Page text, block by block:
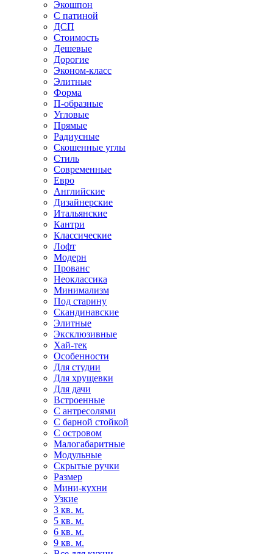
Экошпон
С патиной
ДСП
Стоимость
Дешевые
Дорогие
Эконом-класс
Элитные
Форма
П-образные
Угловые
Прямые
Радиусные
Скошенные углы
Стиль
Современные
Евро
Английские
Дизайнерские
Итальянские
Кантри
Классические
Лофт
Модерн
Прованс
Неоклассика
Минимализм
Под старину
Скандинавские
Элитные
Эксклюзивные
Хай-тек
Особенности
Для студии
Для хрущевки
Для дачи
Встроенные
С антресолями
С барной стойкой
С островом
Малогабаритные
Модульные
Скрытые ручки
Размер
Мини-кухни
Узкие
3 кв. м.
5 кв. м.
6 кв. м.
9 кв. м.